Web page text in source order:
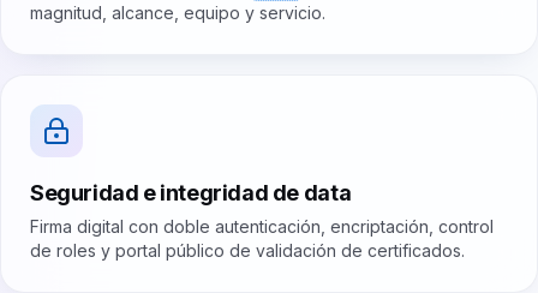
magnitud, alcance, equipo y servicio.
Seguridad e integridad de data
Firma digital con doble autenticación, encriptación, control
de roles y portal público de validación de certificados.